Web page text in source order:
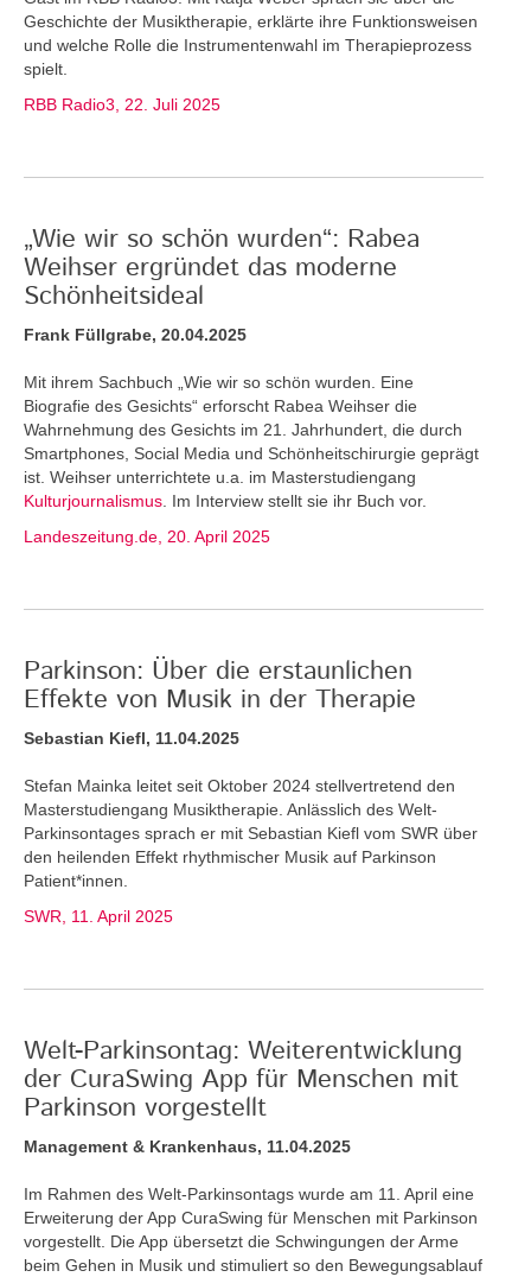
Geschichte der Musiktherapie, erklärte ihre Funktionsweisen
und welche Rolle die Instrumentenwahl im Therapieprozess
spielt.
RBB Radio3, 22. Juli 2025
„Wie wir so schön wurden“: Rabea
Weihser ergründet das moderne
Schönheitsideal
Frank Füllgrabe, 20.04.2025
Mit ihrem Sachbuch „Wie wir so schön wurden. Eine
Biografie des Gesichts“ erforscht Rabea Weihser die
Wahrnehmung des Gesichts im 21. Jahrhundert, die durch
Smartphones, Social Media und Schönheitschirurgie geprägt
ist. Weihser unterrichtete u.a. im Masterstudiengang
Kulturjournalismus . Im Interview stellt sie ihr Buch vor.
Landeszeitung.de, 20. April 2025
Parkinson: Über die erstaunlichen
Effekte von Musik in der Therapie
Sebastian Kiefl, 11.04.2025
Stefan Mainka leitet seit Oktober 2024 stellvertretend den
Masterstudiengang Musiktherapie. Anlässlich des Welt-
Parkinsontages sprach er mit Sebastian Kiefl vom SWR über
den heilenden Effekt rhythmischer Musik auf Parkinson
Patient*innen.
SWR, 11. April 2025
Welt-Parkinsontag: Weiterentwicklung
der CuraSwing App für Menschen mit
Parkinson vorgestellt
Management & Krankenhaus, 11.04.2025
Im Rahmen des Welt-Parkinsontags wurde am 11. April eine
Erweiterung der App CuraSwing für Menschen mit Parkinson
vorgestellt. Die App übersetzt die Schwingungen der Arme
beim Gehen in Musik und stimuliert so den Bewegungsablauf